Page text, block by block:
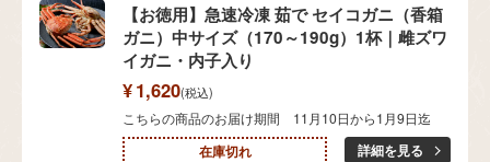
【お徳用】急速冷凍 茹で セイコガニ（香箱
ガニ）中サイズ（170～190g）1杯｜雌ズワ
イガニ・内子入り
¥1,620 税込
こちらの商品のお届け期間 11月10日から1月9日迄
在庫切れ 詳細を見る